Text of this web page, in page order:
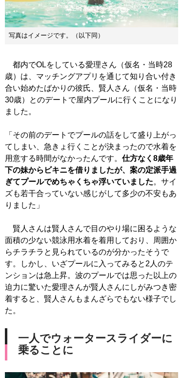
写真はイメージです。（以下同）
都内でOLをしている愛理さん（仮名・当時28
歳）は、マッチングアプリを通じて知り合い付き
合い始めたばかりの彼氏、賢人さん（仮名・当時
30歳）とのデートで屋内プールに行くことになり
ました。
「その前のデートでプールの話をして盛り上がっ
てしまい、急きょ行くことが決まったので水着を
用意する時間がなかったんです。 仕方なく8歳年
下の妹からビキニを借りましたが、案の定派手過
ぎてプールでめちゃくちゃ浮いていました。サイ
ズも若干合っていない感じがして多少の不安もあ
りました」
賢人さんは賢人さんで目のやり場に困るような
面積の少ない競泳用水着を着用しており、周囲か
らチラチラと見られているのが分かったそうで
す。しかし、いざプールに入ってみると2人のテ
ンションは急上昇。波のプールでは思った以上の
迫力に驚いた愛理さんが賢人さんにしがみつき密
着すると、賢人さんもまんざらでもない様子でし
た。
一人でウォータースライダーに
乗ることに